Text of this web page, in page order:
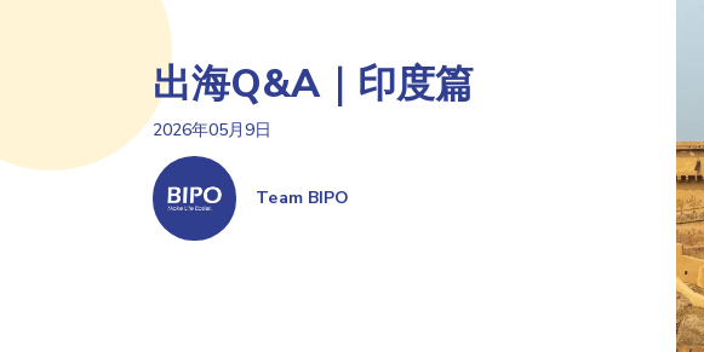
出海Q&A｜印度篇
2026年05月9日
Team BIPO